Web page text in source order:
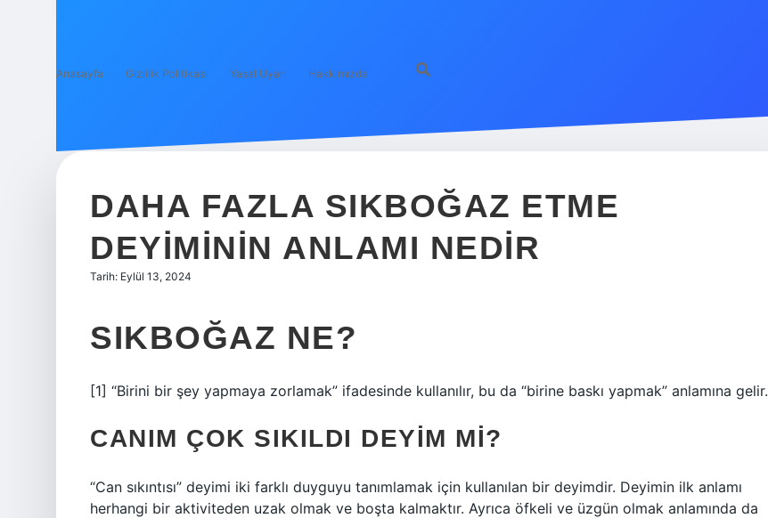
Anasayfa Gizlilik Politikası Yasal Uyarı Hakkımızda
DAHA FAZLA SIKBOĞAZ ETME
DEYIMININ ANLAMI NEDIR
Tarih: Eylül 13, 2024
SIKBOĞAZ NE?
[1] “Birini bir şey yapmaya zorlamak” ifadesinde kullanılır, bu da “birine baskı yapmak” anlamına gelir.
CANIM ÇOK SIKILDI DEYIM MI?
“Can sıkıntısı” deyimi iki farklı duyguyu tanımlamak için kullanılan bir deyimdir. Deyimin ilk anlamı
herhangi bir aktiviteden uzak olmak ve boşta kalmaktır. Ayrıca öfkeli ve üzgün olmak anlamında da